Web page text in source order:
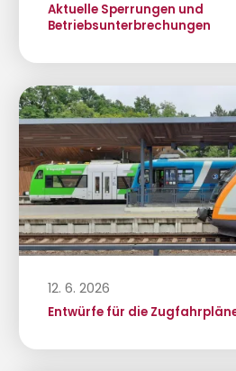
Aktuelle Sperrungen und
Betriebsunterbrechungen
12. 6. 2026
Entwürfe für die